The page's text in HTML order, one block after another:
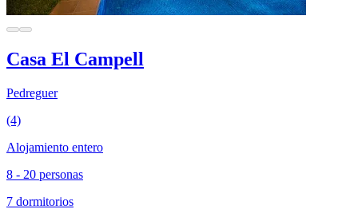
Casa El Campell
Pedreguer
(4)
Alojamiento entero
8 - 20 personas
7 dormitorios